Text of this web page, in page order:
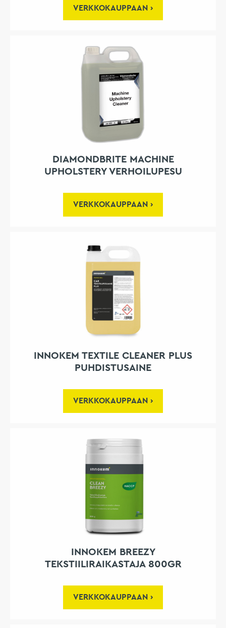
VERKKOKAUPPAAN
DIAMONDBRITE MACHINE
UPHOLSTERY VERHOILUPESU
VERKKOKAUPPAAN
INNOKEM TEXTILE CLEANER PLUS
PUHDISTUSAINE
VERKKOKAUPPAAN
INNOKEM BREEZY
TEKSTIILIRAIKASTAJA 800GR
VERKKOKAUPPAAN